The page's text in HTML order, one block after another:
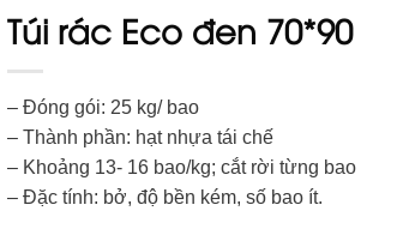
Túi rác Eco đen 70*90
– Đóng gói: 25 kg/ bao
– Thành phần: hạt nhựa tái chế
– Khoảng 13- 16 bao/kg; cắt rời từng bao
– Đặc tính: bở, độ bền kém, số bao ít.